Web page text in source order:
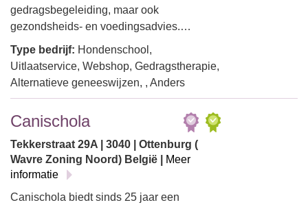
gedragsbegeleiding, maar ook
gezondsheids- en voedingsadvies.…
Type bedrijf: Hondenschool,
Uitlaatservice, Webshop, Gedragstherapie,
Alternatieve geneeswijzen, , Anders
Canischola
Tekkerstraat 29A | 3040 | Ottenburg (
Wavre Zoning Noord) België |
Meer
informatie
Canischola biedt sinds 25 jaar een